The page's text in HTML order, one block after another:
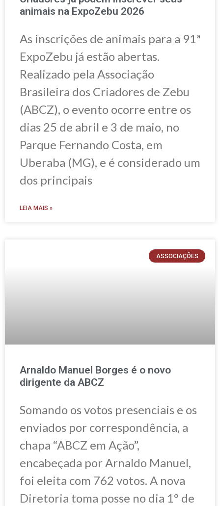
animais na ExpoZebu 2026
As inscrições de animais para a 91ª
ExpoZebu já estão abertas.
Realizado pela Associação
Brasileira dos Criadores de Zebu
(ABCZ), o evento ocorre entre os
dias 25 de abril e 3 de maio, no
Parque Fernando Costa, em
Uberaba (MG), e é considerado um
dos principais
LEIA MAIS »
ASSOCIAÇÕES
Arnaldo Manuel Borges é o novo
dirigente da ABCZ
Somando os votos presenciais e os
enviados por correspondência, a
chapa “ABCZ em Ação”,
encabeçada por Arnaldo Manuel,
foi eleita com 762 votos. A nova
Diretoria toma posse no dia 1º de